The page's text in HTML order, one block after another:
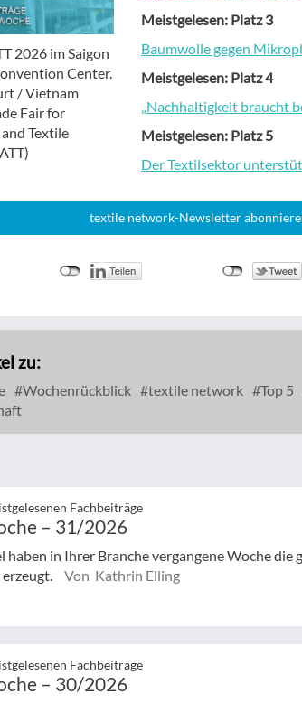
2026 im Saigon
Center.
/ Vietnam
Fair for
Textile
Meistgelesen: Platz 3
Baumwolle gegen
Meistgelesen: Platz 4
„Nachhaltigkeit braucht
Meistgelesen: Platz 5
Der Textilsektor
textile network-Newsletter
zu:
Wochenrückblick textile network Top 5
Fachbeiträge
– 31/2026
haben in Ihrer Branche vergangene Woche die
Von Kathrin Elling
Fachbeiträge
– 30/2026